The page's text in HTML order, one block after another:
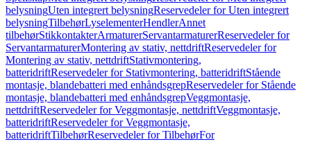
belysningUten integrert belysningReservedeler for Uten integrert
belysningTilbehørLyselementerHendlerAnnet
tilbehørStikkontakterArmaturerServantarmaturerReservedeler for
ServantarmaturerMontering av stativ, nettdriftReservedeler for
Montering av stativ, nettdriftStativmontering,
batteridriftReservedeler for Stativmontering, batteridriftStående
montasje, blandebatteri med enhåndsgrepReservedeler for Stående
montasje, blandebatteri med enhåndsgrepVeggmontasje,
nettdriftReservedeler for Veggmontasje, nettdriftVeggmontasje,
batteridriftReservedeler for Veggmontasje,
batteridriftTilbehørReservedeler for TilbehørFor